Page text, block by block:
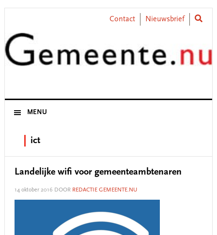
Skip
primary
navigation
Skip
content
Skip
primary
sidebar
Skip
footer
Contact Nieuwsbrief
MENU
ict
Landelijke wifi voor gemeenteambtenaren
14 oktober 2016 DOOR REDACTIE GEMEENTE.NU